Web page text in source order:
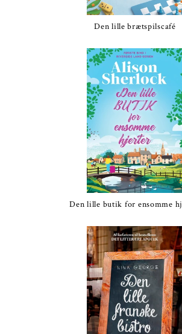
Den lille brætspilscafé
Den lille butik for ensomme